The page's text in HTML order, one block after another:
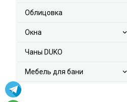
Облицовка
Окна
Чаны DUKO
Мебель для бани